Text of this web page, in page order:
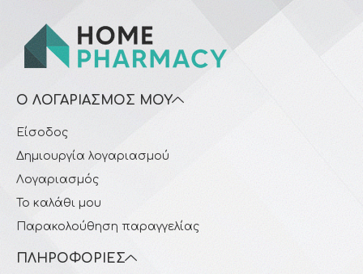
Ο ΛΟΓΑΡΙΑΣΜΌΣ ΜΟΥ
Είσοδος
Δημιουργία λογαριασμού
Λογαριασμός
Το καλάθι μου
Παρακολούθηση παραγγελίας
ΠΛΗΡΟΦΟΡΊΕΣ